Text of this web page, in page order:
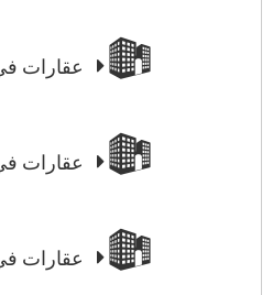
عقارات
عقارات
عقارات